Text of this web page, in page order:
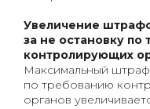
Увеличение
за не остановку по
контролирующих
Максимальный штраф
по требованию
органов